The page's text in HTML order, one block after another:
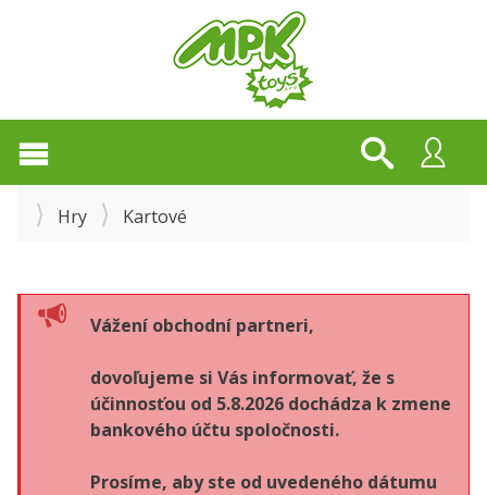
Hry Kartové
Vážení obchodní partneri,
dovoľujeme si Vás informovať, že s
účinnosťou od 5.8.2026 dochádza k zmene
bankového účtu spoločnosti.
Prosíme, aby ste od uvedeného dátumu